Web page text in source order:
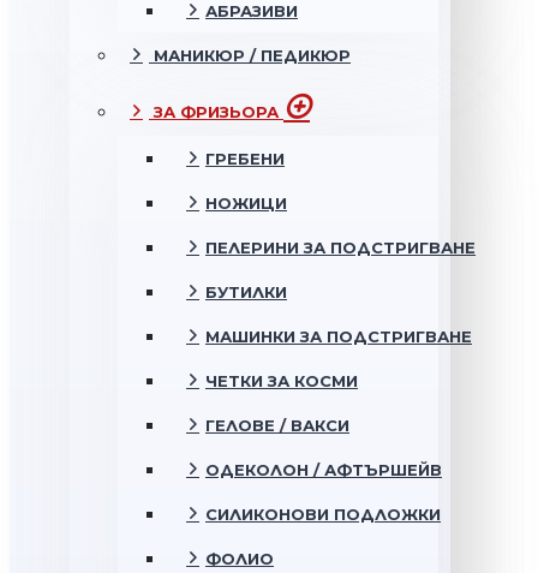
АБРАЗИВИ
МАНИКЮР / ПЕДИКЮР
ЗА ФРИЗЬОРА
ГРЕБЕНИ
НОЖИЦИ
ПЕЛЕРИНИ ЗА ПОДСТРИГВАНЕ
БУТИЛКИ
МАШИНКИ ЗА ПОДСТРИГВАНЕ
ЧЕТКИ ЗА КОСМИ
ГЕЛОВЕ / ВАКСИ
ОДЕКОЛОН / АФТЪРШЕЙВ
СИЛИКОНОВИ ПОДЛОЖКИ
ФОЛИО